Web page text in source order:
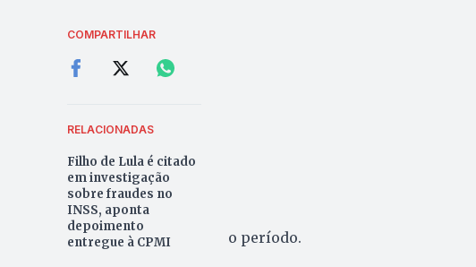
COMPARTILHAR
RELACIONADAS
Filho de Lula é citado
em investigação
sobre fraudes no
INSS, aponta
depoimento
entregue à CPMI
o período.